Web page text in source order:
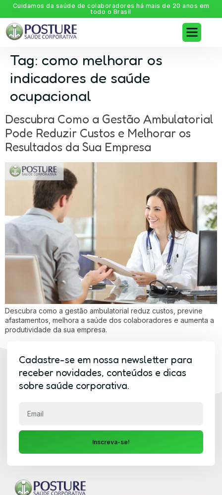
Cuidamos da saúde de colaboradores há mais de 20 anos em
todo o Brasil
Tag: como melhorar os
indicadores de saúde
ocupacional
Descubra Como a Gestão Ambulatorial
Pode Reduzir Custos e Melhorar os
Resultados da Sua Empresa
Descubra como a gestão ambulatorial reduz custos, previne
afastamentos, melhora a saúde dos colaboradores e aumenta a
produtividade da sua empresa.
Cadastre-se em nossa newsletter para
receber novidades, conteúdos e dicas
sobre saúde corporativa.
Inscreva-se!